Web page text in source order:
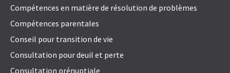
Compétences en matière de résolution de problèmes
Compétences parentales
Conseil pour transition de vie
Consultation pour deuil et perte
Consultation prénuptiale